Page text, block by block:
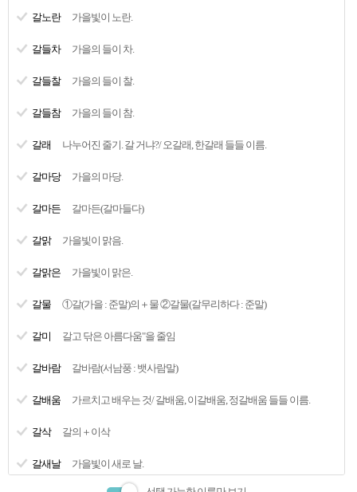
한글이름
※한글이름 아이디로 로그인이 가능합니다.
이메일
※ 한글이름 아이디로 로그인이 어려운 경우 이메일로도 로그인이 가능
합니다.
비밀번호
인증번호
서비스 이용약관에 동의합니다.이용약관 전문보기
완료
47637 통신업신고:제110673호 통신판매업:2003-0708 서울시 종로구 신문로1가 238번지 신문로빌딩
갈노란 가을빛이 노란.
갈들차 가을의 들이 차.
갈들찰 가을의 들이 찰.
갈들참 가을의 들이 참.
갈래 나누어진 줄기. 갈 거냐?/ 오갈래, 한갈래 들들 이름.
갈마당 가을의 마당.
갈마든 갈마든(갈마들다)
갈맑 가을빛이 맑음.
갈맑은 가을빛이 맑은.
갈물 ①갈(가을 : 준말)의＋물 ②갈물(갈무리하다 : 준말)
갈미 갈고 닦은 아름다움"을 줄임
갈바람 갈바람(서남풍 : 뱃사람말)
갈배움 가르치고 배우는 것/ 갈배움, 이갈배움, 정갈배움 들들 이름.
갈삭 갈의＋이삭
갈새날 가을빛이 새로 날.